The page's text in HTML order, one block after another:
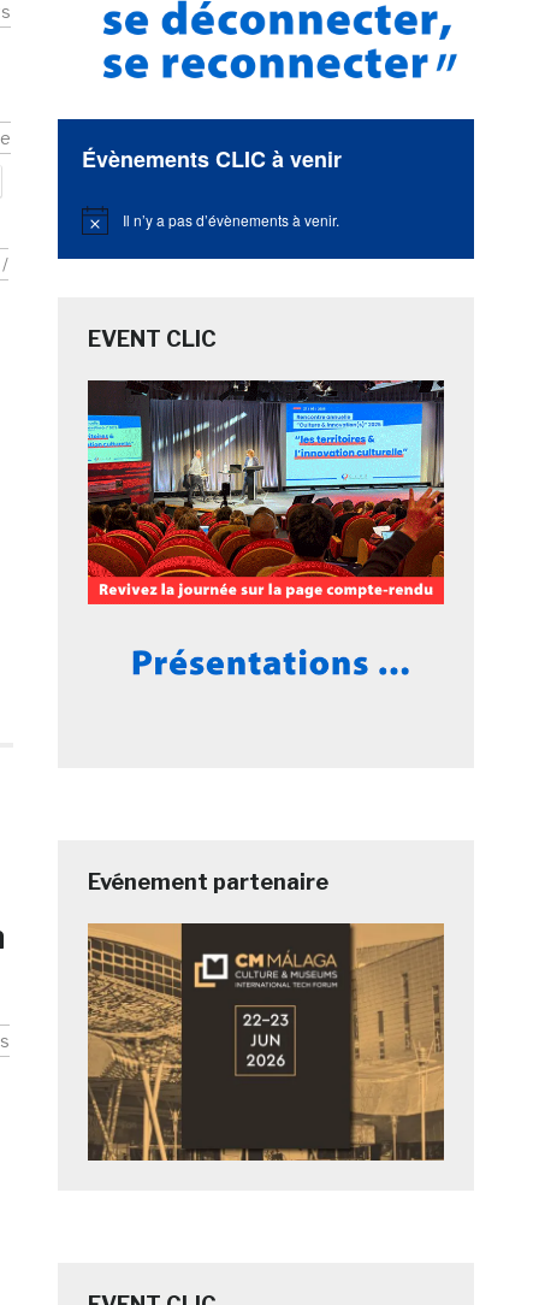
/
Évènements CLIC à venir
Notice Il n’y a pas d’évènements à venir.
EVENT CLIC
Evénement partenaire